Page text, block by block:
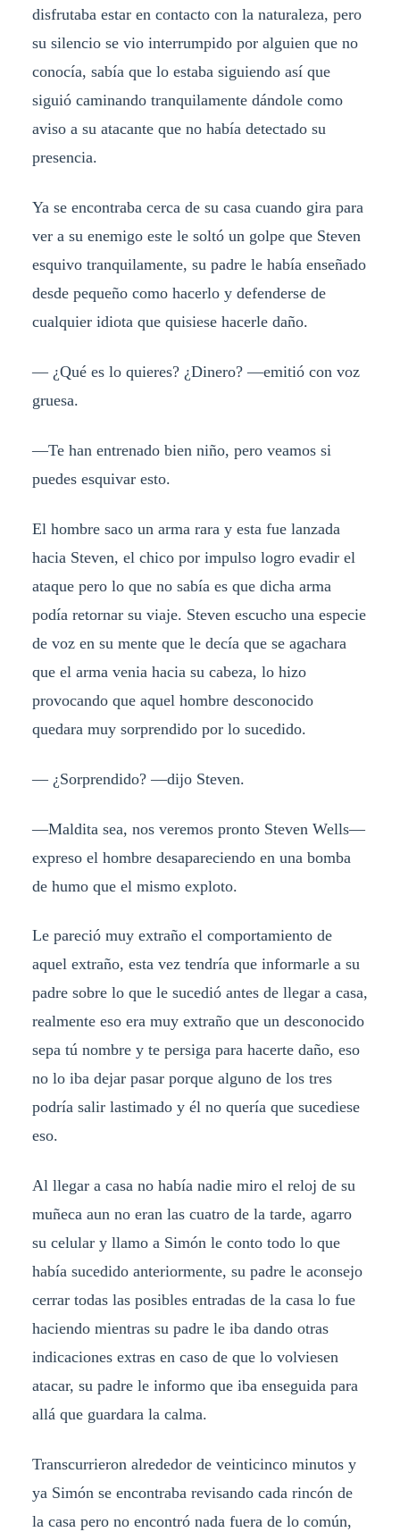
disfrutaba estar en contacto con la naturaleza, pero
su silencio se vio interrumpido por alguien que no
conocía, sabía que lo estaba siguiendo así que
siguió caminando tranquilamente dándole como
aviso a su atacante que no había detectado su
presencia.
Ya se encontraba cerca de su casa cuando gira para
ver a su enemigo este le soltó un golpe que Steven
esquivo tranquilamente, su padre le había enseñado
desde pequeño como hacerlo y defenderse de
cualquier idiota que quisiese hacerle daño.
— ¿Qué es lo quieres? ¿Dinero? —emitió con voz
gruesa.
—Te han entrenado bien niño, pero veamos si
puedes esquivar esto.
El hombre saco un arma rara y esta fue lanzada
hacia Steven, el chico por impulso logro evadir el
ataque pero lo que no sabía es que dicha arma
podía retornar su viaje. Steven escucho una especie
de voz en su mente que le decía que se agachara
que el arma venia hacia su cabeza, lo hizo
provocando que aquel hombre desconocido
quedara muy sorprendido por lo sucedido.
— ¿Sorprendido? —dijo Steven.
—Maldita sea, nos veremos pronto Steven Wells—
expreso el hombre desapareciendo en una bomba
de humo que el mismo exploto.
Le pareció muy extraño el comportamiento de
aquel extraño, esta vez tendría que informarle a su
padre sobre lo que le sucedió antes de llegar a casa,
realmente eso era muy extraño que un desconocido
sepa tú nombre y te persiga para hacerte daño, eso
no lo iba dejar pasar porque alguno de los tres
podría salir lastimado y él no quería que sucediese
eso.
Al llegar a casa no había nadie miro el reloj de su
muñeca aun no eran las cuatro de la tarde, agarro
su celular y llamo a Simón le conto todo lo que
había sucedido anteriormente, su padre le aconsejo
cerrar todas las posibles entradas de la casa lo fue
haciendo mientras su padre le iba dando otras
indicaciones extras en caso de que lo volviesen
atacar, su padre le informo que iba enseguida para
allá que guardara la calma.
Transcurrieron alrededor de veinticinco minutos y
ya Simón se encontraba revisando cada rincón de
la casa pero no encontró nada fuera de lo común,